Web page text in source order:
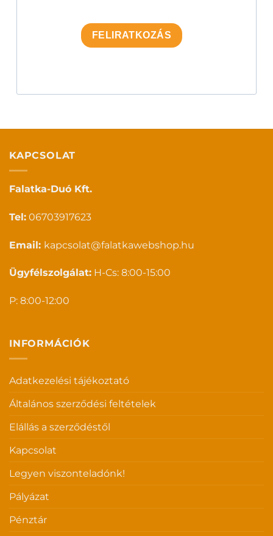
FELIRATKOZÁS
KAPCSOLAT
Falatka-Duó Kft.
Tel: 06703917623
Email: kapcsolat@falatkawebshop.hu
Ügyfélszolgálat: H-Cs: 8:00-15:00
P: 8:00-12:00
INFORMÁCIÓK
Adatkezelési tájékoztató
Általános szerződési feltételek
Elállás a szerződéstől
Kapcsolat
Legyen viszonteladónk!
Pályázat
Pénztár